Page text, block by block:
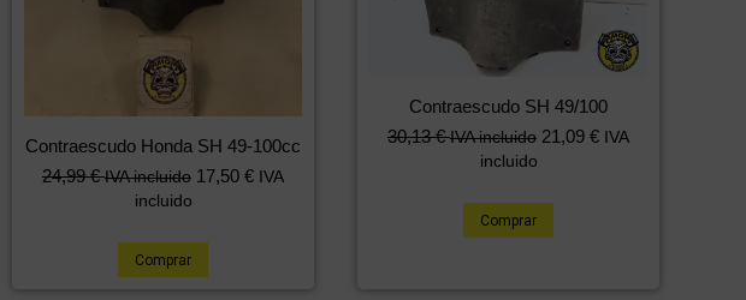
Contraescudo Honda SH 49-100cc
24,99€ IVA incluido 17,50 € IVA
incluido
Comprar
Contraescudo SH 49/100
30,13€ IVA incluido 21,09 € IVA
incluido
Comprar